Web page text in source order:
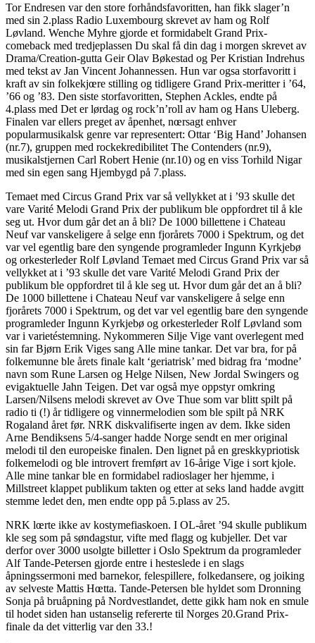
Tor Endresen var den store forhåndsfavoritten, han fikk slager’n
med sin 2.plass Radio Luxembourg skrevet av ham og Rolf
Løvland. Wenche Myhre gjorde et formidabelt Grand Prix-
comeback med tredjeplassen Du skal få din dag i morgen skrevet av
Drama/Creation-gutta Geir Olav Bøkestad og Per Kristian Indrehus
med tekst av Jan Vincent Johannessen. Hun var ogsa storfavoritt i
kraft av sin folkekjœre stilling og tidligere Grand Prix-meritter i ’64,
’66 og ’83. Den siste storfavoritten, Stephen Ackles, endte på
4.plass med Det er lørdag og rock’n’roll av ham og Hans Uleberg.
Finalen var ellers preget av åpenhet, nœrsagt enhver
popularmusikalsk genre var representert: Ottar ‘Big Hand’ Johansen
(nr.7), gruppen med rockekredibilitet The Contenders (nr.9),
musikalstjernen Carl Robert Henie (nr.10) og en viss Torhild Nigar
med sin egen sang Hjembygd på 7.plass.
Temaet med Circus Grand Prix var så vellykket at i ’93 skulle det
vare Varité Melodi Grand Prix der publikum ble oppfordret til å kle
seg ut. Hvor dum går det an å bli? De 1000 billettene i Chateau
Neuf var vanskeligere å selge enn fjorårets 7000 i Spektrum, og det
var vel egentlig bare den syngende programleder Ingunn Kyrkjebø
og orkesterleder Rolf Løvland Temaet med Circus Grand Prix var så
vellykket at i ’93 skulle det vare Varité Melodi Grand Prix der
publikum ble oppfordret til å kle seg ut. Hvor dum går det an å bli?
De 1000 billettene i Chateau Neuf var vanskeligere å selge enn
fjorårets 7000 i Spektrum, og det var vel egentlig bare den syngende
programleder Ingunn Kyrkjebø og orkesterleder Rolf Løvland som
var i varietéstemning. Nykommeren Silje Vige vant overlegent med
sin far Bjørn Erik Viges sang Alle mine tankar. Det var bra, for på
folkemunne ble årets finale kalt ‘geriatrisk’ med bidrag fra ‘modne’
navn som Rune Larsen og Helge Nilsen, New Jordal Swingers og
evigaktuelle Jahn Teigen. Det var også mye oppstyr omkring
Larsen/Nilsens melodi skrevet av Ove Thue som var blitt spilt på
radio ti (!) år tidligere og vinnermelodien som ble spilt på NRK
Rogaland året før. NRK diskvalifiserte ingen av dem. Ikke siden
Arne Bendiksens 5/4-sanger hadde Norge sendt en mer original
melodi til den europeiske finalen. Den lignet på en greskkypriotisk
folkemelodi og ble introvert fremført av 16-årige Vige i sort kjole.
Alle mine tankar ble en formidabel radioslager her hjemme, i
Millstreet klappet publikum takten og etter at seks land hadde avgitt
stemme ledet den, men endte opp på 5.plass av 25.
NRK lœrte ikke av kostymefiaskoen. I OL-året ’94 skulle publikum
kle seg som på søndagstur, vifte med flagg og kubjeller. Det var
derfor over 3000 usolgte billetter i Oslo Spektrum da programleder
Alf Tande-Petersen gjorde entre i hesteslede i en slags
åpningssermoni med barnekor, felespillere, folkedansere, og joiking
av selveste Mattis Hœtta. Tande-Petersen ble hyldet som Dronning
Sonja på bruåpning på Nordvestlandet, dette gikk ham nok en smule
til hodet siden han ustanselig refererte til Norges 20.Grand Prix-
finale da det vitterlig var den 33.!